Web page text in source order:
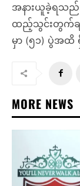
အနားယူခဲ့ရသည်
ထည့်သွင်းတွက်ခ
မှာ (၅၁) ပွဲအထိ
MORE NEWS